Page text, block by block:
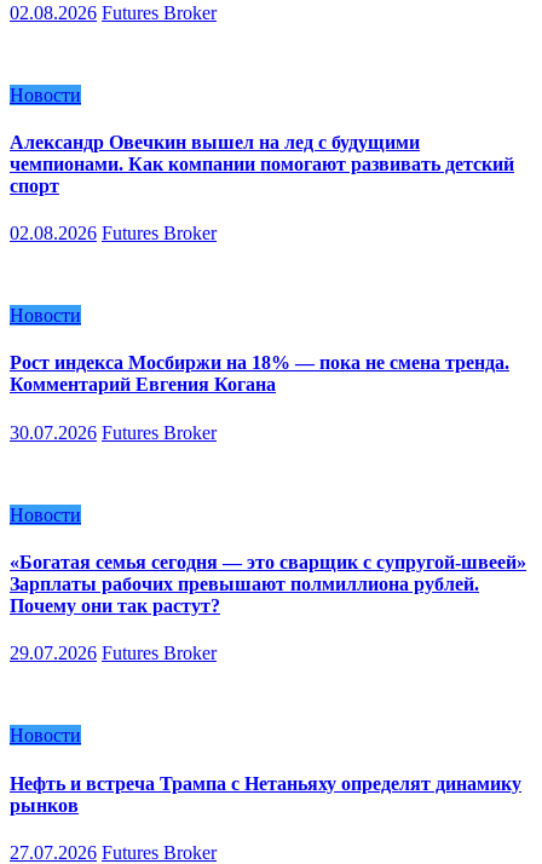
02.08.2026 Futures Broker
Новости
Александр Овечкин вышел на лед с будущими
чемпионами. Как компании помогают развивать детский
спорт
02.08.2026 Futures Broker
Новости
Рост индекса Мосбиржи на 18% — пока не смена тренда.
Комментарий Евгения Когана
30.07.2026 Futures Broker
Новости
«Богатая семья сегодня — это сварщик с супругой-швеей»
Зарплаты рабочих превышают полмиллиона рублей.
Почему они так растут?
29.07.2026 Futures Broker
Новости
Нефть и встреча Трампа с Нетаньяху определят динамику
рынков
27.07.2026 Futures Broker